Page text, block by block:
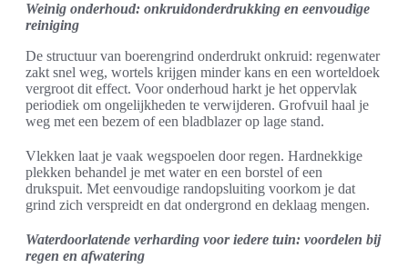
Weinig onderhoud: onkruidonderdrukking en eenvoudige
reiniging
De structuur van boerengrind onderdrukt onkruid: regenwater
zakt snel weg, wortels krijgen minder kans en een worteldoek
vergroot dit effect. Voor onderhoud harkt je het oppervlak
periodiek om ongelijkheden te verwijderen. Grofvuil haal je
weg met een bezem of een bladblazer op lage stand.
Vlekken laat je vaak wegspoelen door regen. Hardnekkige
plekken behandel je met water en een borstel of een
drukspuit. Met eenvoudige randopsluiting voorkom je dat
grind zich verspreidt en dat ondergrond en deklaag mengen.
Waterdoorlatende verharding voor iedere tuin: voordelen bij
regen en afwatering